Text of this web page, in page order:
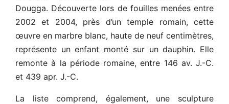
Dougga. Découverte lors de fouilles menées entre
2002 et 2004, près d’un temple romain, cette
œuvre en marbre blanc, haute de neuf centimètres,
représente un enfant monté sur un dauphin. Elle
remonte à la période romaine, entre 146 av. J.-C.
et 439 apr. J.-C.
La liste comprend, également, une sculpture